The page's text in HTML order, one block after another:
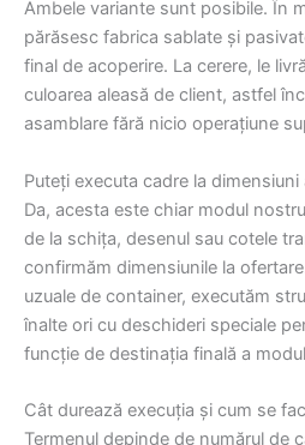
Ambele variante sunt posibile. În
părăsesc fabrica sablate și
final de acoperire. La cerere, le
culoarea aleasă de client, astfel
asamblare fără nicio operațiune
Puteți executa cadre la dimensiuni
Da, acesta este chiar modul
de la schița, desenul sau cotele
confirmăm dimensiunile la
uzuale de container, executăm
înalte ori cu deschideri speciale
funcție de destinația finală a
Cât durează execuția și cum se
Termenul depinde de numărul de